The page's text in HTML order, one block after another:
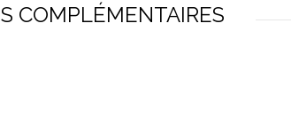
COMPLÉMENTAIRES